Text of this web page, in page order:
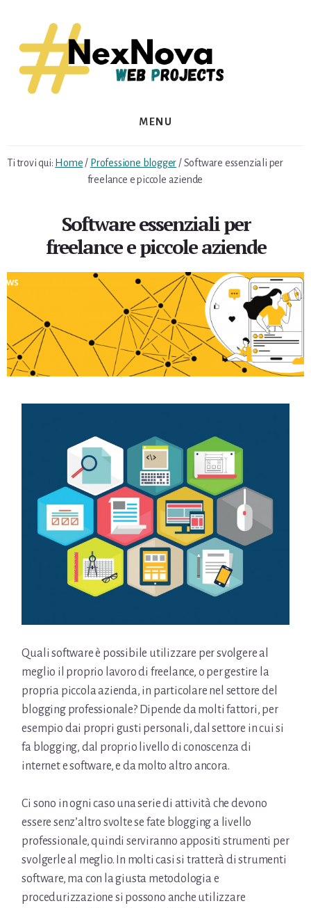
content
footer
MENU
Ti trovi qui: Home / Professione blogger/Software essenziali per
freelance e piccole aziende
Software essenziali per
freelance e piccole aziende
Quali software è possibile utilizzare per svolgere al
meglio il proprio lavoro di freelance, o per gestire la
propria piccola azienda, in particolare nel settore del
blogging professionale? Dipende da molti fattori, per
esempio dai propri gusti personali, dal settore in cui si
fa blogging, dal proprio livello di conoscenza di
internet e software, e da molto altro ancora.
Ci sono in ogni caso una serie di attività che devono
essere senz’altro svolte se fate blogging a livello
professionale, quindi serviranno appositi strumenti per
svolgerle al meglio. In molti casi si tratterà di strumenti
software, ma con la giusta metodologia e
procedurizzazione si possono anche utilizzare